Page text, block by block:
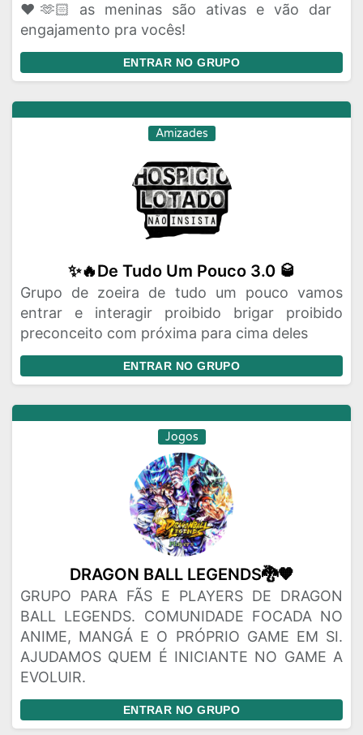
❤️🫶🏻 as meninas são ativas e vão dar
engajamento pra vocês!
ENTRAR NO GRUPO
Amizades
✨🔥De Tudo Um Pouco 3.0 🥃
Grupo de zoeira de tudo um pouco vamos
entrar e interagir proibido brigar proibido
preconceito com próxima para cima deles
ENTRAR NO GRUPO
Jogos
DRAGON BALL LEGENDS🐉🧡
GRUPO PARA FÃS E PLAYERS DE DRAGON
BALL LEGENDS. COMUNIDADE FOCADA NO
ANIME, MANGÁ E O PRÓPRIO GAME EM SI.
AJUDAMOS QUEM É INICIANTE NO GAME A
EVOLUIR.
ENTRAR NO GRUPO